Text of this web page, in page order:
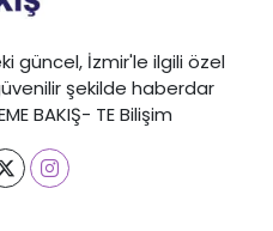
güncel, İzmir'le ilgili özel
şekilde haberdar
BAKIŞ- TE Bilişim